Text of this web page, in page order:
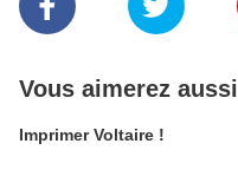
Vous aimerez aussi
Imprimer Voltaire !